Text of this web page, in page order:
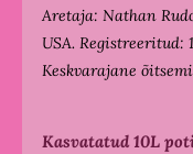
Aretaja: Nathan
USA. Registreeritud:
Keskvarajane
Kasvatatud 10L